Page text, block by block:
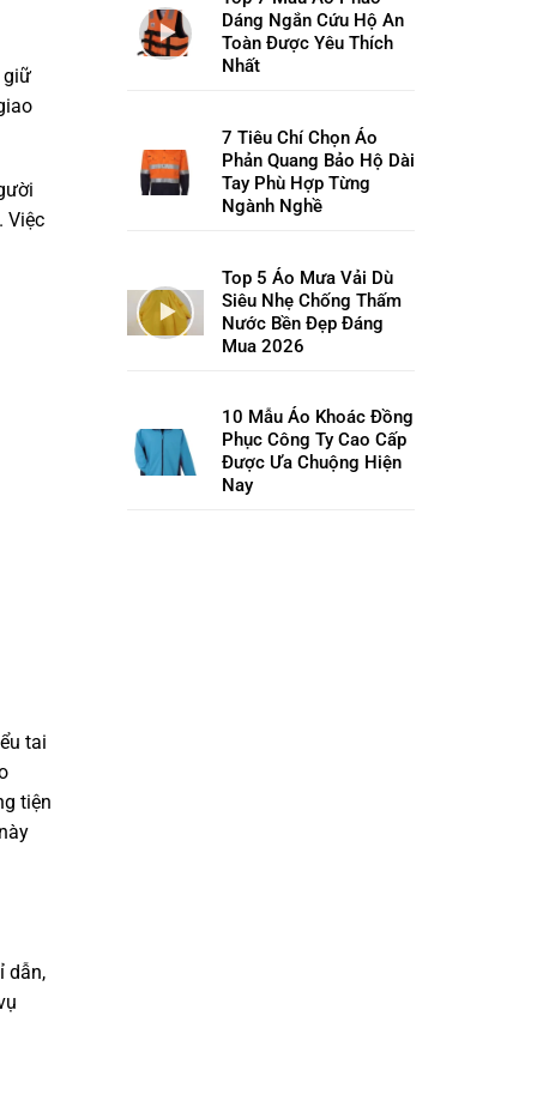
giữ
Việc
tai
tiện
dẫn,
Dáng Ngắn Cứu Hộ An
Toàn Được Yêu Thích
Nhất
7 Tiêu Chí Chọn Áo
Phản Quang Bảo Hộ Dài
Tay Phù Hợp Từng
Ngành Nghề
Top 5 Áo Mưa Vải Dù
Siêu Nhẹ Chống Thấm
Nước Bền Đẹp Đáng
Mua 2026
10 Mẫu Áo Khoác Đồng
Phục Công Ty Cao Cấp
Được Ưa Chuộng Hiện
Nay